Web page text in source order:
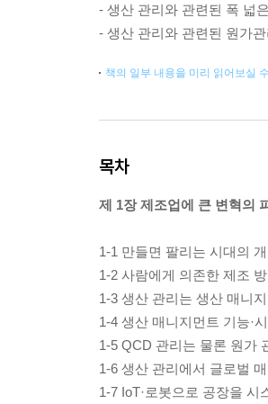
- 생산 관리와 관련된 폭 넓
- 생산 관리와 관련된 원가
책의 일부 내용을 미리 읽어보실
목차
제 1장 제조업에 큰 변혁의
1-1 만들면 팔리는 시대의
1-2 사람에게 의존한 제조
1-3 생산 관리는 생산 매니
1-4 생산 매니지먼트 기능·
1-5 QCD 관리는 물론 원가
1-6 생산 관리에서 글로벌
1-7 IoT·로봇으로 공장을 시